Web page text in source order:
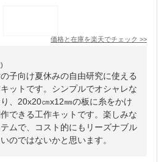
価格と在庫を楽天でチェック >>
子向け夏休みの自由研究に使える
ットです。シンプルでオシャレな
、20x20㎝x12㎜の板に糸をかけ
できる工作キットです。楽しみな
ムで、コスト的にもリーズナブル
のではないかと思います。